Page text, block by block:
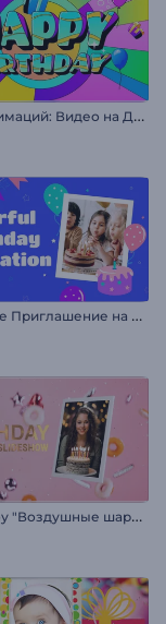
Н
абор анимаций: Видео на День Рождения
К
расочное Приглашение на День Рождения
С
лайд-шоу "Воздушные шары на день рождения"